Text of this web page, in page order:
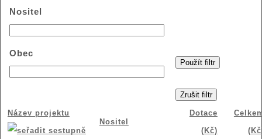
Nositel
Obec
Název projektu
Nositel
Dotace
(Kč)